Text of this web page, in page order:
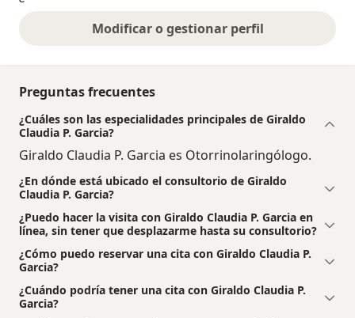
Modificar o gestionar perfil
Preguntas frecuentes
¿Cuáles son las especialidades principales de Giraldo
Claudia P. Garcia?
Giraldo Claudia P. Garcia es Otorrinolaringólogo.
¿En dónde está ubicado el consultorio de Giraldo
Claudia P. Garcia?
¿Puedo hacer la visita con Giraldo Claudia P. Garcia en
línea, sin tener que desplazarme hasta su consultorio?
¿Cómo puedo reservar una cita con Giraldo Claudia P.
Garcia?
¿Cuándo podría tener una cita con Giraldo Claudia P.
Garcia?